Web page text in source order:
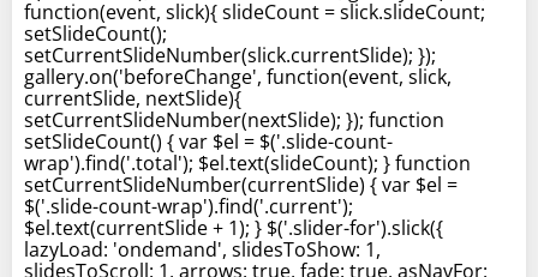
function(event, slick){ slideCount = slick.slideCount;
setSlideCount();
setCurrentSlideNumber(slick.currentSlide); });
gallery.on('beforeChange', function(event, slick,
currentSlide, nextSlide){
setCurrentSlideNumber(nextSlide); }); function
setSlideCount() { var $el = $('.slide-count-
wrap').find('.total'); $el.text(slideCount); } function
setCurrentSlideNumber(currentSlide) { var $el =
$('.slide-count-wrap').find('.current');
$el.text(currentSlide + 1); } $('.slider-for').slick({
lazyLoad: 'ondemand', slidesToShow: 1,
slidesToScroll: 1, arrows: true, fade: true, asNavFor: